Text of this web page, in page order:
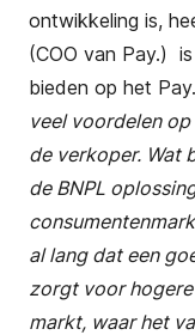
ontwikkeling is,
(COO van Pay.)
bieden op het
veel voordelen
de verkoper. Wat
de BNPL
al lang dat een
zorgt voor
markt, waar het